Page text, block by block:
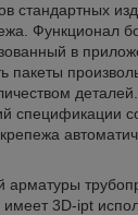
стандартных
Функционал
в
пакеты
спецификации
арматуры
3D-ipt